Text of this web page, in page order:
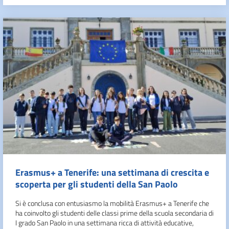
Erasmus+ a Tenerife: una settimana di crescita e
scoperta per gli studenti della San Paolo
Si è conclusa con entusiasmo la mobilità Erasmus+ a Tenerife che
ha coinvolto gli studenti delle classi prime della scuola secondaria di
I grado San Paolo in una settimana ricca di attività educative,